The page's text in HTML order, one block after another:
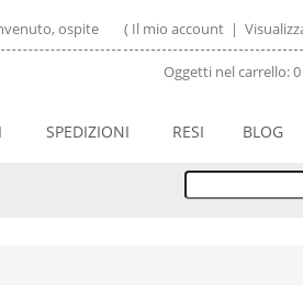
ospite ( Il mio account |
Oggetti nel carrello:
SPEDIZIONI RESI BLOG